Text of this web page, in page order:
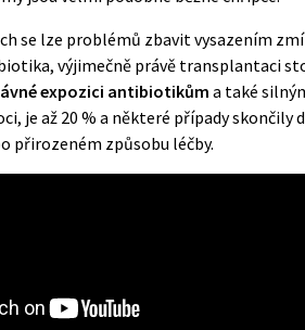
se lze problémů zbavit vysazením
výjimečně právě transplantaci
expozici antibiotikům a také
je až 20 % a některé případy skončily
přirozeném způsobu léčby.